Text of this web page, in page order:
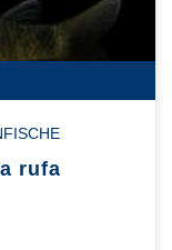
rufa